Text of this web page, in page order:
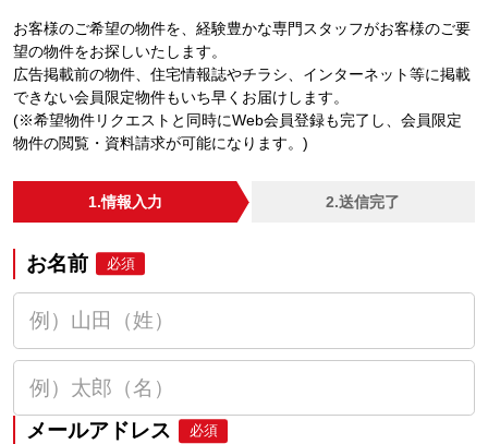
お客様のご希望の物件を、経験豊かな専門スタッフがお客様のご要
望の物件をお探しいたします。
広告掲載前の物件、住宅情報誌やチラシ、インターネット等に掲載
できない会員限定物件もいち早くお届けします。
(※希望物件リクエストと同時にWeb会員登録も完了し、会員限定
物件の閲覧・資料請求が可能になります。)
1.情報入力 2.送信完了
お名前 必須
メールアドレス 必須